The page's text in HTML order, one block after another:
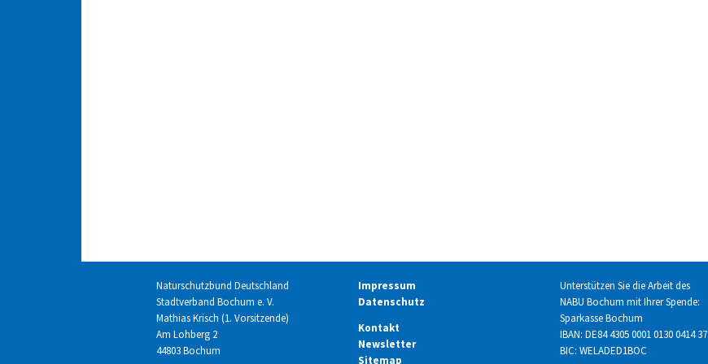
Naturschutzbund Deutschland
Stadtverband Bochum e. V.
Mathias Krisch (1. Vorsitzende)
Am Lohberg 2
44803 Bochum
Impressum
Datenschutz
Kontakt
Newsletter
Sitemap
Unterstützen Sie die Arbeit des
NABU Bochum mit Ihrer Spende:
Sparkasse Bochum
IBAN: DE84 4305 0001 0130 0414 37
BIC: WELADED1BOC